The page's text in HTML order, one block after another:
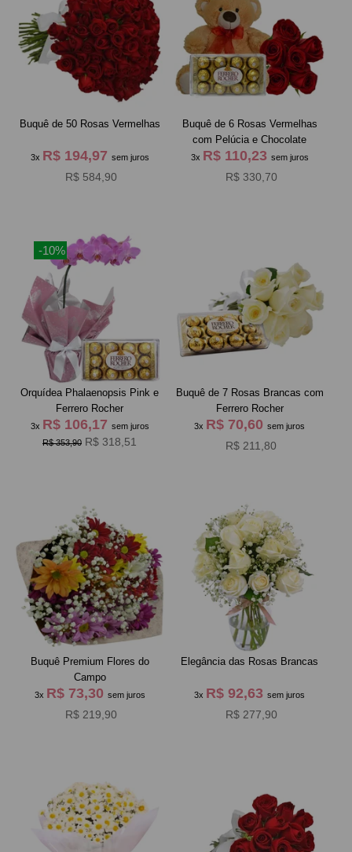
Buquê de 50 Rosas Vermelhas
3x R$ 194,97 sem juros
R$ 584,90
Buquê de 6 Rosas Vermelhas
com Pelúcia e Chocolate
3x R$ 110,23 sem juros
R$ 330,70
-10%
Orquídea Phalaenopsis Pink e
Ferrero Rocher
3x R$ 106,17 sem juros
R$ 353,90 R$ 318,51
Buquê de 7 Rosas Brancas com
Ferrero Rocher
3x R$ 70,60sem juros
R$ 211,80
Buquê Premium Flores do
Campo
3x R$ 73,30 sem juros
R$ 219,90
Elegância das Rosas Brancas
3x R$ 92,63sem juros
R$ 277,90